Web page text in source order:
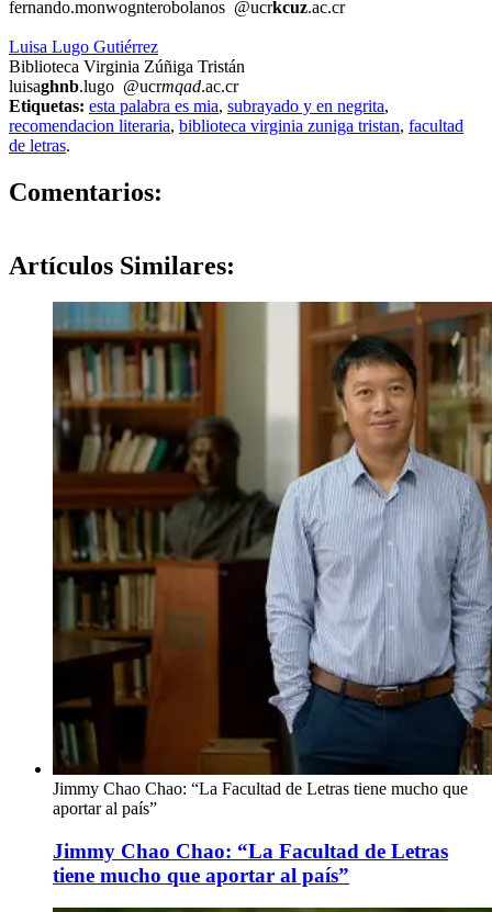
fernando.monwognterobolanos @ucrkcuz.ac.cr
Luisa Lugo Gutiérrez
Biblioteca Virginia Zúñiga Tristán
luisaghnb.lugo @ucrmqad.ac.cr
Etiquetas: esta palabra es mia, subrayado y en negrita,
recomendacion literaria, biblioteca virginia zuniga tristan, facultad
de letras.
Comentarios:
Artículos Similares:
Jimmy Chao Chao: “La Facultad de Letras tiene mucho que
aportar al país”
Jimmy Chao Chao: “La Facultad de Letras
tiene mucho que aportar al país”